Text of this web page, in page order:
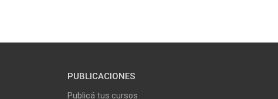
PUBLICACIONES
Publicá tus cursos